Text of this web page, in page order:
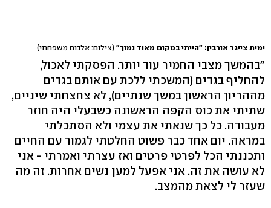
ימית צייגר אורבין: "הייתי במקום מאוד נמוך" (צילום: אלבום משפחתי)
"בהמשך מצבי החמיר עוד יותר. הפסקתי לאכול,
להחליף בגדים (המשכתי ללכת עם אותם בגדים
מההריון הראשון במשך שנתיים), לא צחצחתי שיניים,
שתיתי את כוס הקפה הראשונה כשבעלי היה חוזר
מעבודה. כל כך שנאתי את עצמי ולא הסתכלתי
במראה. יום אחד כבר פשוט החלטתי לגמור עם החיים
ותכננתי הכל לפרטי פרטים ואז עצרתי ואמרתי - אני
לא עושה את זה. אני אפעל למען נשים אחרות. זה מה
שעזר לי לצאת מהמצב.